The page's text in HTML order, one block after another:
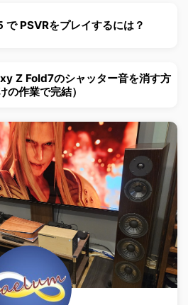
PSVRをプレイするには？
Z Fold7のシャッター音を消す方
の作業で完結）